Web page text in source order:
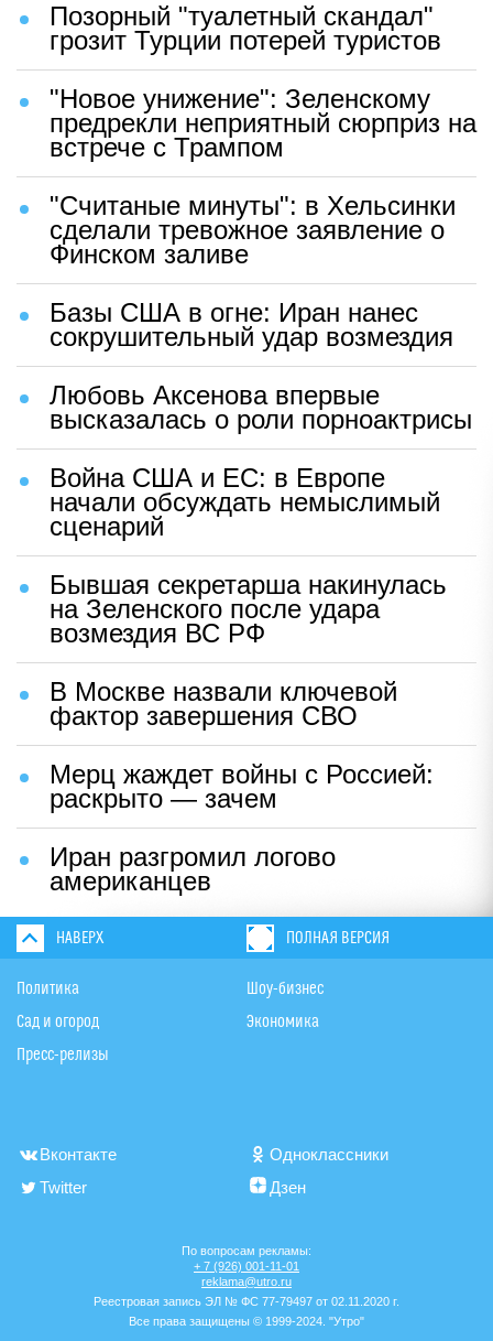
Позорный "туалетный скандал"
грозит Турции потерей туристов
"Новое унижение": Зеленскому
предрекли неприятный сюрприз на
встрече с Трампом
"Считаные минуты": в Хельсинки
сделали тревожное заявление о
Финском заливе
Базы США в огне: Иран нанес
сокрушительный удар возмездия
Любовь Аксенова впервые
высказалась о роли порноактрисы
Война США и ЕС: в Европе
начали обсуждать немыслимый
сценарий
Бывшая секретарша накинулась
на Зеленского после удара
возмездия ВС РФ
В Москве назвали ключевой
фактор завершения СВО
Мерц жаждет войны с Россией:
раскрыто — зачем
Иран разгромил логово
американцев
НАВЕРХ ПОЛНАЯ ВЕРСИЯ
Политика
Сад и огород
Пресс-релизы
Шоу-бизнес
Экономика
Вконтакте
Одноклассники
Twitter
Дзен
По вопросам рекламы:
+ 7 (926) 001-11-01
reklama@utro.ru
Реестровая запись ЭЛ № ФС 77-79497 от 02.11.2020 г.
Все права защищены © 1999-2024. "Утро"